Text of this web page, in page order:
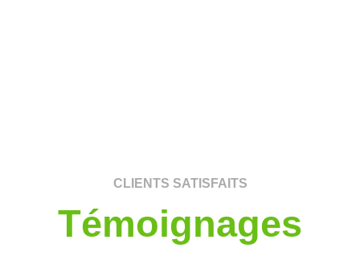
CLIENTS SATISFAITS
Témoignages